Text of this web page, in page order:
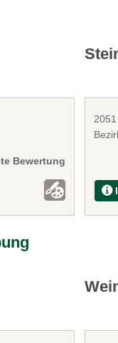
Bewertung